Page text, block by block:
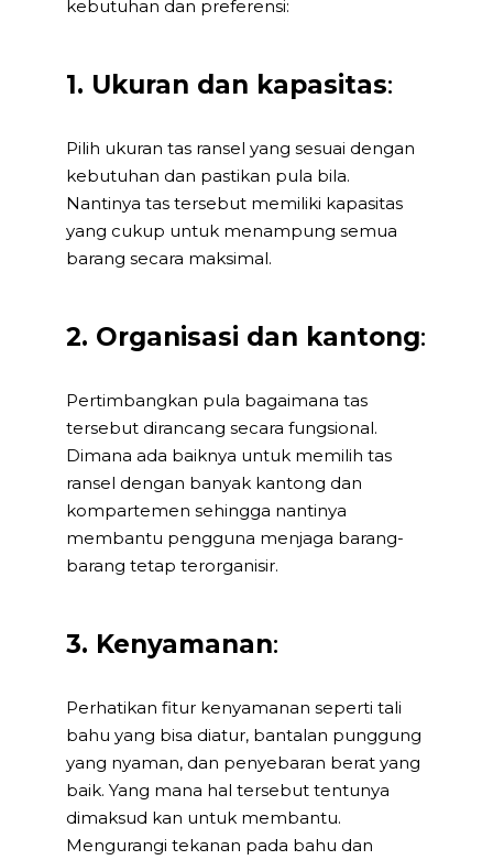
kebutuhan dan preferensi:
1. Ukuran dan kapasitas:
Pilih ukuran tas ransel yang sesuai dengan
kebutuhan dan pastikan pula bila.
Nantinya tas tersebut memiliki kapasitas
yang cukup untuk menampung semua
barang secara maksimal.
2. Organisasi dan kantong:
Pertimbangkan pula bagaimana tas
tersebut dirancang secara fungsional.
Dimana ada baiknya untuk memilih tas
ransel dengan banyak kantong dan
kompartemen sehingga nantinya
membantu pengguna menjaga barang-
barang tetap terorganisir.
3. Kenyamanan:
Perhatikan fitur kenyamanan seperti tali
bahu yang bisa diatur, bantalan punggung
yang nyaman, dan penyebaran berat yang
baik. Yang mana hal tersebut tentunya
dimaksud kan untuk membantu.
Mengurangi tekanan pada bahu dan